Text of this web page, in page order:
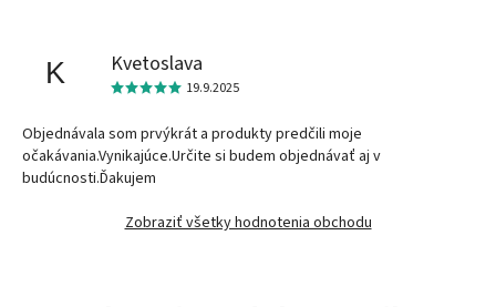
K Kvetoslava
19.9.2025
Objednávala som prvýkrát a produkty predčili moje
očakávania.Vynikajúce.Určite si budem objednávať aj v
budúcnosti.Ďakujem
Zobraziť všetky hodnotenia obchodu